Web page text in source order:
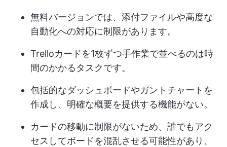
無料バージョンでは、添付ファイルや高度な
自動化への対応に制限があります。
Trelloカードを1枚ずつ手作業で並べるのは時
間のかかるタスクです。
包括的なダッシュボードやガントチャートを
作成し、明確な概要を提供する機能がない。
カードの移動に制限がないため、誰でもアク
セスしてボードを混乱させる可能性があり、